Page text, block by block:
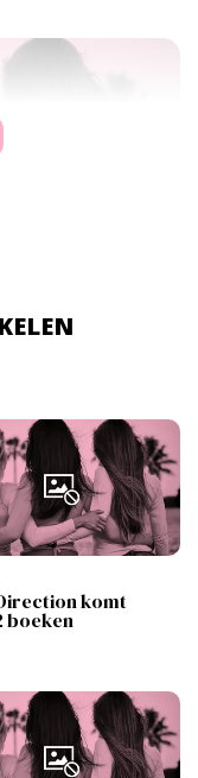
komt
boeken